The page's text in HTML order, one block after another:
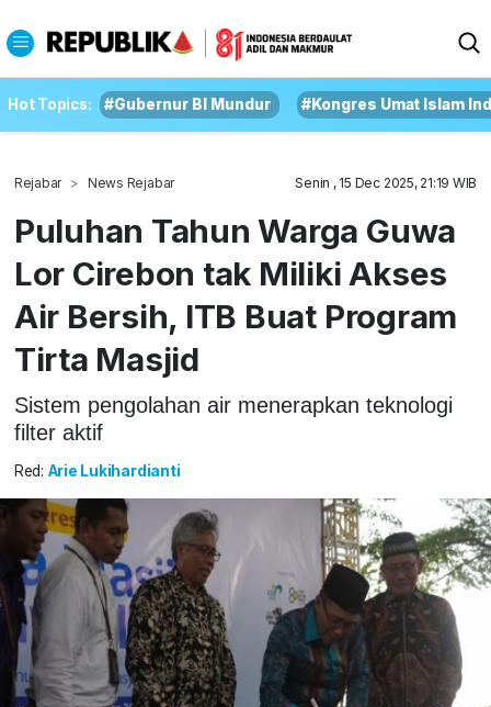
Hot Topics: #Gubernur BI Mundur #Kongres Umat Islam
Rejabar News Rejabar Senin , 15 Dec 2025, 21:19 WIB
Puluhan Tahun Warga Guwa
Lor Cirebon tak Miliki Akses
Air Bersih, ITB Buat Program
Tirta Masjid
Sistem pengolahan air menerapkan teknologi
filter aktif
Red: Arie Lukihardianti